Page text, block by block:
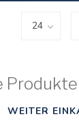
WEITER